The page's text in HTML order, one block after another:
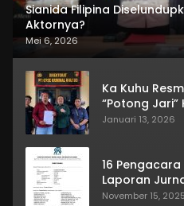
Sianida Filipina
Aktornya?
Mei 6, 2026
Ka Kuhu
“Potong Jari”
Januari 13, 2026
16
Laporan
November 15, 2025